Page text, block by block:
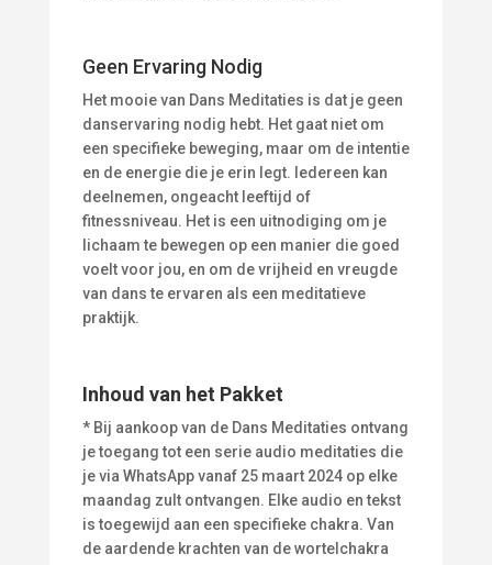
Geen Ervaring Nodig
Het mooie van Dans Meditaties is dat je geen
danservaring nodig hebt. Het gaat niet om
een specifieke beweging, maar om de intentie
en de energie die je erin legt. Iedereen kan
deelnemen, ongeacht leeftijd of
fitnessniveau. Het is een uitnodiging om je
lichaam te bewegen op een manier die goed
voelt voor jou, en om de vrijheid en vreugde
van dans te ervaren als een meditatieve
praktijk.
Inhoud van het Pakket
* Bij aankoop van de Dans Meditaties ontvang
je toegang tot een serie audio meditaties die
je via WhatsApp vanaf 25 maart 2024 op elke
maandag zult ontvangen. Elke audio en tekst
is toegewijd aan een specifieke chakra. Van
de aardende krachten van de wortelchakra